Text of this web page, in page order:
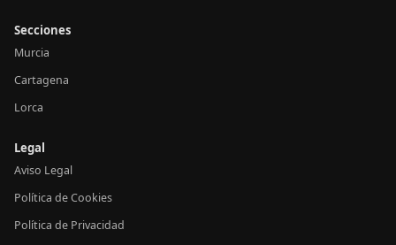
Secciones
Murcia
Cartagena
Lorca
Legal
Aviso Legal
Política de Cookies
Política de Privacidad